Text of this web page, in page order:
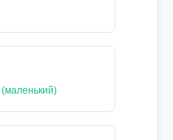
(маленький)